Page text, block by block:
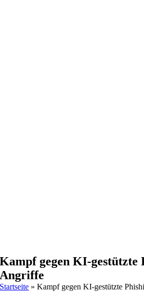
Kampf gegen KI-gestützte
Angriffe
Startseite »Kampf gegen KI-gestützte